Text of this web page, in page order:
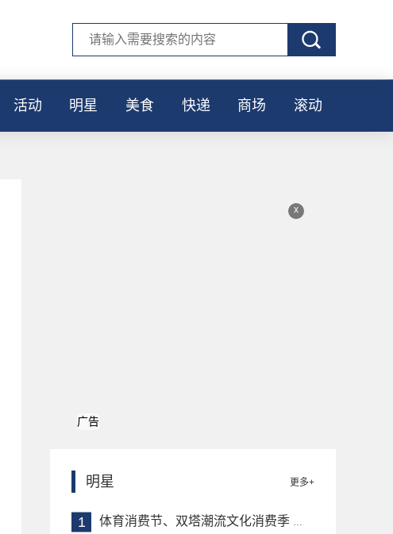
活动 明星 美食 快递 商场 滚动
x
广告
明星 更多+
体育消费节、双塔潮流文化消费季 苏州十全街启动